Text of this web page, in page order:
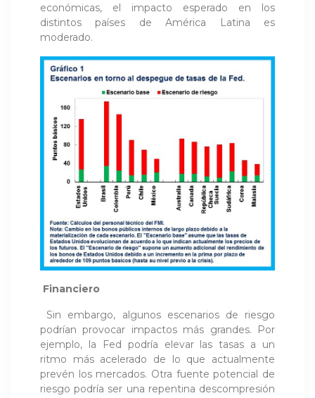
económicas, el impacto esperado en los
distintos países de América Latina es
moderado.
Financiero
Sin embargo, algunos escenarios de riesgo
podrían provocar impactos más grandes. Por
ejemplo, la Fed podría elevar las tasas a un
ritmo más acelerado de lo que actualmente
prevén los mercados. Otra fuente potencial de
riesgo podría ser una repentina descompresión